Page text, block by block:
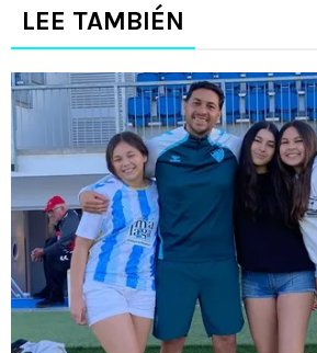
LEE TAMBIÉN